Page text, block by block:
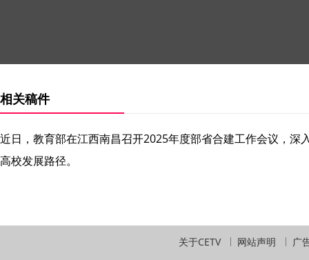
相关稿件
近日，教育部在江西南昌召开2025年度部省合建工作会议，深
高校发展路径。
关于CETV 网站声明 广